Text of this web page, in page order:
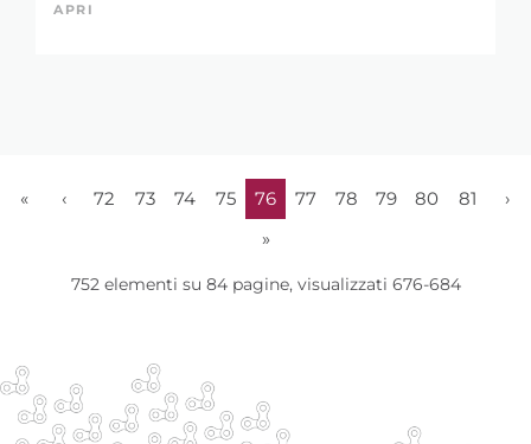
APRI
« ‹ 72 73 74 75 76 77 78 79 80 81
›
»
752 elementi su 84 pagine, visualizzati 676-684